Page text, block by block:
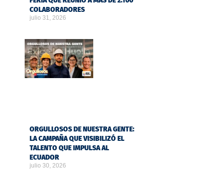
COLABORADORES
julio 31, 2026
ORGULLOSOS DE NUESTRA GENTE:
LA CAMPAÑA QUE VISIBILIZÓ EL
TALENTO QUE IMPULSA AL
ECUADOR
julio 30, 2026